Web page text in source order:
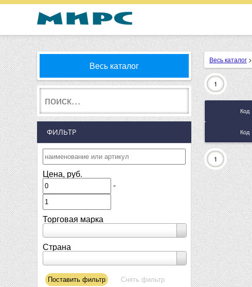
Весь каталог
ФИЛЬТР
Цена, руб.
-
Торговая марка
Страна
Весь каталог >
1
Код
Код
1